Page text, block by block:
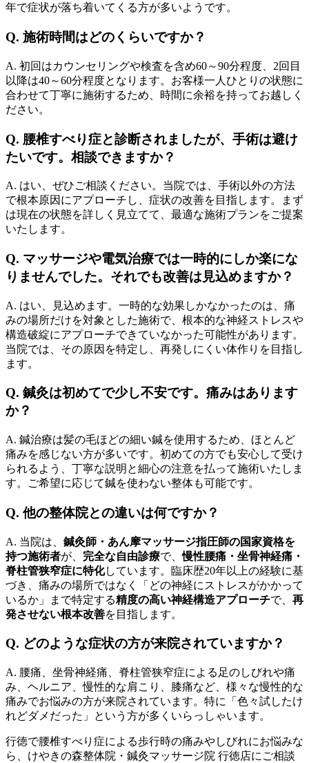
年で症状が落ち着いてくる方が多いようです。
Q. 施術時間はどのくらいですか？
A. 初回はカウンセリングや検査を含め60～90分程度、2回目
以降は40～60分程度となります。お客様一人ひとりの状態に
合わせて丁寧に施術するため、時間に余裕を持ってお越しく
ださい。
Q. 腰椎すべり症と診断されましたが、手術は避け
たいです。相談できますか？
A. はい、ぜひご相談ください。当院では、手術以外の方法
で根本原因にアプローチし、症状の改善を目指します。まず
は現在の状態を詳しく見立てて、最適な施術プランをご提案
いたします。
Q. マッサージや電気治療では一時的にしか楽にな
りませんでした。それでも改善は見込めますか？
A. はい、見込めます。一時的な効果しかなかったのは、痛
みの場所だけを対象とした施術で、根本的な神経ストレスや
構造破綻にアプローチできていなかった可能性があります。
当院では、その原因を特定し、再発しにくい体作りを目指し
ます。
Q. 鍼灸は初めてで少し不安です。痛みはあります
か？
A. 鍼治療は髪の毛ほどの細い鍼を使用するため、ほとんど
痛みを感じない方が多いです。初めての方でも安心して受け
られるよう、丁寧な説明と細心の注意を払って施術いたしま
す。ご希望に応じて鍼を使わない整体も可能です。
Q. 他の整体院との違いは何ですか？
A. 当院は、 鍼灸師・あん摩マッサージ指圧師の国家資格を
持つ施術者が、 完全な自由診療で、慢性腰痛・坐骨神経痛・
脊柱管狭窄症に特化しています。臨床歴20年以上の経験に基
づき、痛みの場所ではなく「どの神経にストレスがかかって
いるか」まで特定する精度の高い神経構造アプローチで、 再
発させない根本改善を目指します。
Q. どのような症状の方が来院されていますか？
A. 腰痛、坐骨神経痛、脊柱管狭窄症による足のしびれや痛
み、ヘルニア、慢性的な肩こり、膝痛など、様々な慢性的な
痛みでお悩みの方が来院されています。特に「色々試したけ
れどダメだった」という方が多くいらっしゃいます。
行徳で腰椎すべり症による歩行時の痛みやしびれにお悩みな
ら、けやきの森整体院・鍼灸マッサージ院 行徳店にご相談